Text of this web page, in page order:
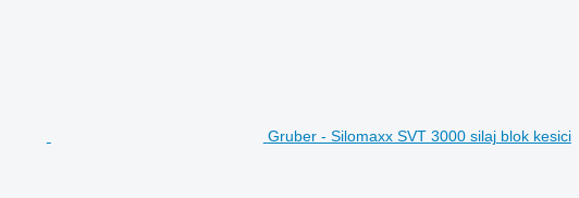
Gruber - Silomaxx SVT 3000 silaj blok kesici